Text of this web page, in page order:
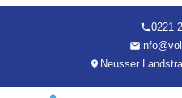
0221
Neusser